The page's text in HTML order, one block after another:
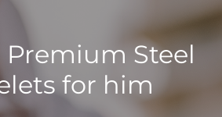
Premium Steel
for him